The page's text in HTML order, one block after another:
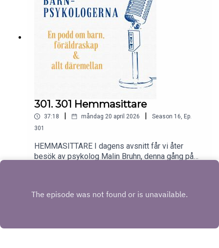
301. 301 Hemmasittare
37:18 | måndag 20 april 2026 | Season 16, Ep.
301
HEMMASITTARE I dagens avsnitt får vi åter
besök av psykolog Malin Bruhn, denna gång på
både skola och föräldrar kan göra för att hjälpa
kan hjälpa till vid olika sorters problem.